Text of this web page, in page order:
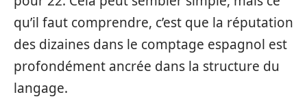
qu’il faut comprendre, c’est que la réputation
des dizaines dans le comptage espagnol est
profondément ancrée dans la structure du
langage.